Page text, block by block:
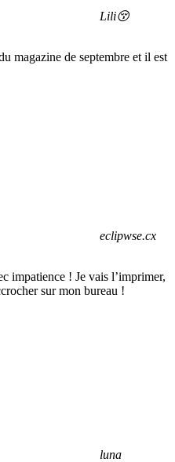
Lili😚
magazine de septembre et il est
eclipwse.cx
impatience ! Je vais l’imprimer,
sur mon bureau !
luna